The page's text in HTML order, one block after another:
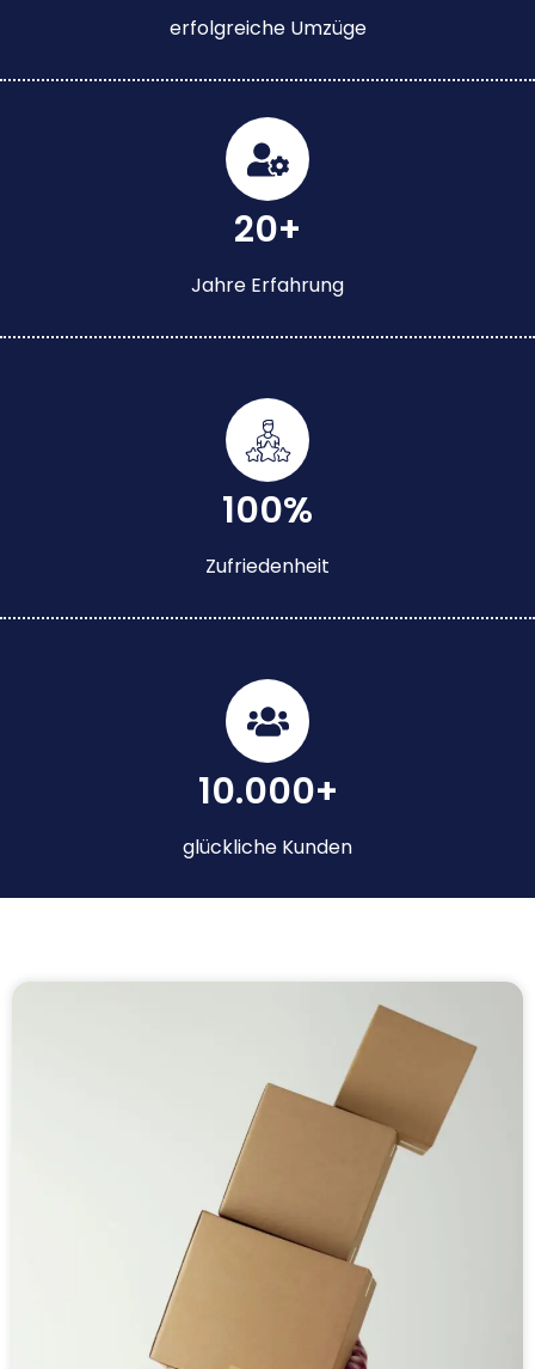
erfolgreiche Umzüge
20+
Jahre Erfahrung
100%
Zufriedenheit
10.000+
glückliche Kunden